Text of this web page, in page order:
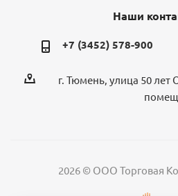
Наши
+7 (3452) 578-900
г. Тюмень, улица 50 лет
2026 © ООО Торговая